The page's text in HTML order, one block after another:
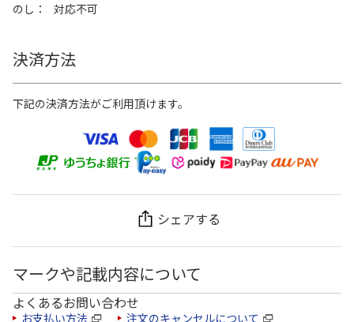
のし
対応不可
決済方法
下記の決済方法がご利用頂けます。
シェアする
マークや記載内容について
よくあるお問い合わせ
お支払い方法 注文のキャンセルについて